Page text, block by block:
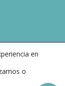
en
o